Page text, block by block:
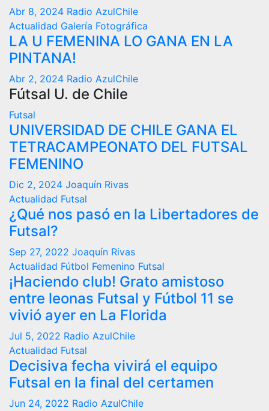
Abr 8, 2024 Radio AzulChile
Actualidad Galería Fotográfica
LA U FEMENINA LO GANA EN LA
PINTANA!
Abr 2, 2024 Radio AzulChile
Fútsal U. de Chile
Futsal
UNIVERSIDAD DE CHILE GANA EL
TETRACAMPEONATO DEL FUTSAL
FEMENINO
Dic 2, 2024 Joaquín Rivas
Actualidad Futsal
¿Qué nos pasó en la Libertadores de
Futsal?
Sep 27, 2022 Joaquín Rivas
Actualidad Fútbol Femenino Futsal
¡Haciendo club! Grato amistoso
entre leonas Futsal y Fútbol 11 se
vivió ayer en La Florida
Jul 5, 2022 Radio AzulChile
Actualidad Futsal
Decisiva fecha vivirá el equipo
Futsal en la final del certamen
Jun 24, 2022 Radio AzulChile